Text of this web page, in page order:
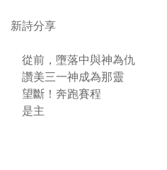
新詩分享
從前，墮落中與神為仇
讚美三一神成為那靈
望斷！奔跑賽程
是主